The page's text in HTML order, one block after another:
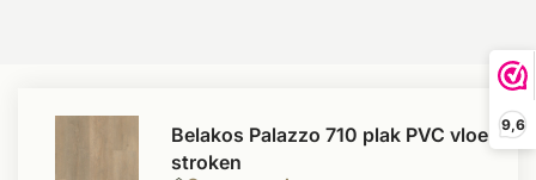
9,6
Belakos Palazzo 710 plak PVC vloer
stroken